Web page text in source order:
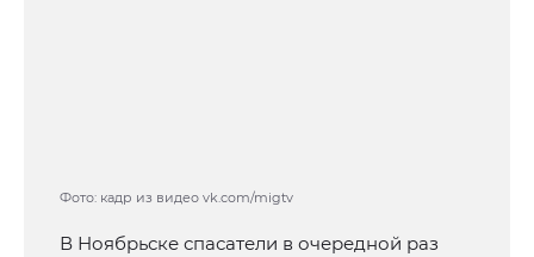
Фото: кадр из видео vk.com/migtv
В Ноябрьске спасатели в очередной раз